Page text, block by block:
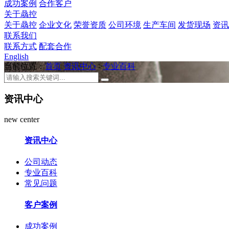
成功案例 合作客户
关于骉控
关于骉控 企业文化 荣誉资质 公司环境 生产车间 发货现场 资
联系我们
联系方式 配套合作
English
当前位置：首页 资讯中心 >专业百科
资讯中心
new center
资讯中心
公司动态
专业百科
常见问题
客户案例
成功案例